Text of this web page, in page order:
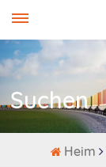
Suchen
Heim